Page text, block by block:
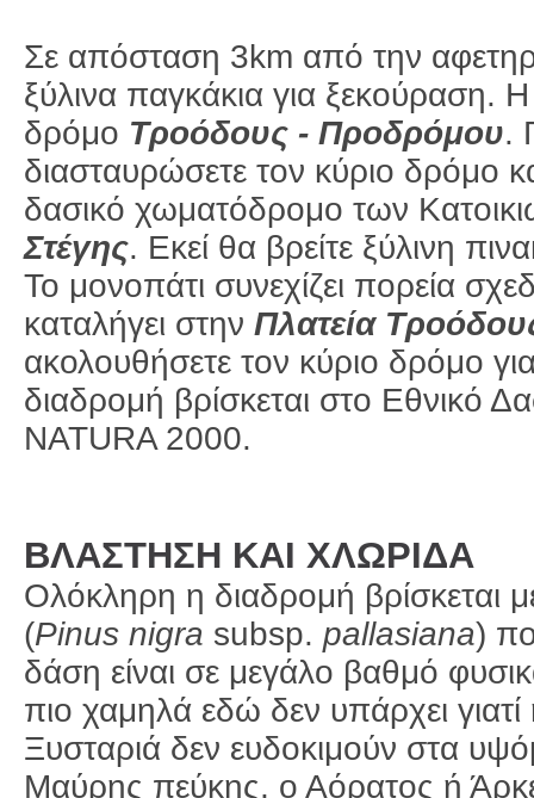
Σε απόσταση 3km από την
ξύλινα παγκάκια για ξεκούραση.
δρόμο Τροόδους - Προδρόμου.
διασταυρώσετε τον κύριο δρόμο
δασικό χωματόδρομο των
Στέγης. Εκεί θα βρείτε ξύλινη
Το μονοπάτι συνεχίζει πορεία
καταλήγει στην Πλατεία
ακολουθήσετε τον κύριο δρόμο
διαδρομή βρίσκεται στο Εθνικό
NATURA 2000.
ΒΛΑΣΤΗΣΗ ΚΑΙ ΧΛΩΡΙΔΑ
Ολόκληρη η διαδρομή βρίσκεται
(Pinus nigra subsp. pallasiana)
δάση είναι σε μεγάλο βαθμό
πιο χαμηλά εδώ δεν υπάρχει
Ξυσταριά δεν ευδοκιμούν στα
Μαύρης πεύκης, ο Αόρατος ή